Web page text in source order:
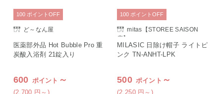
ど～なん屋
医薬部外品 Hot Bubble Pro 重
炭酸入浴剤 21錠入り
600 ポイント ～
(2,700 円 ～)
100 ポイント OFF
mitas【STOREE SAISON
店】
MILASIC 日除け帽子 ライトピ
ンク TN-ANHT-LPK
500 ポイント ～
(2,250 円 ～)
100 ポイント OFF